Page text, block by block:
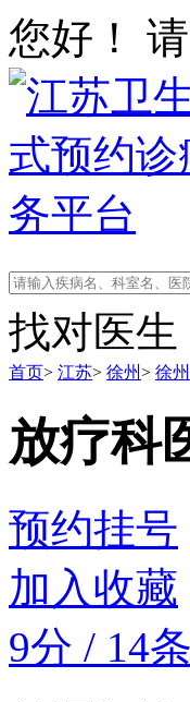
您好！ 请
找对医生
首页> 江苏> 徐州> 徐
放疗科
预约挂号
加入收藏
9分 / 14